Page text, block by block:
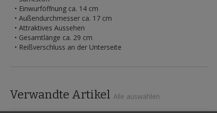
• Einwurföffnung ca. 14 cm
• Außendurchmesser ca. 17 cm
• Attraktives Aussehen
• Gesamtlänge ca. 29 cm
• Reißverschluss an der Unterseite
Verwandte Artikel Alle auswählen